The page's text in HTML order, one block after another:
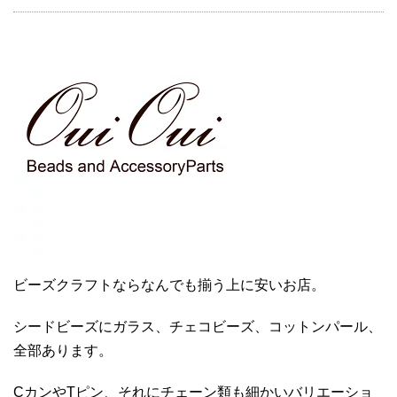
ビーズクラフトならなんでも揃う上に安いお店。
シードビーズにガラス、チェコビーズ、コットンパール、
全部あります。
CカンやTピン、それにチェーン類も細かいバリエーショ